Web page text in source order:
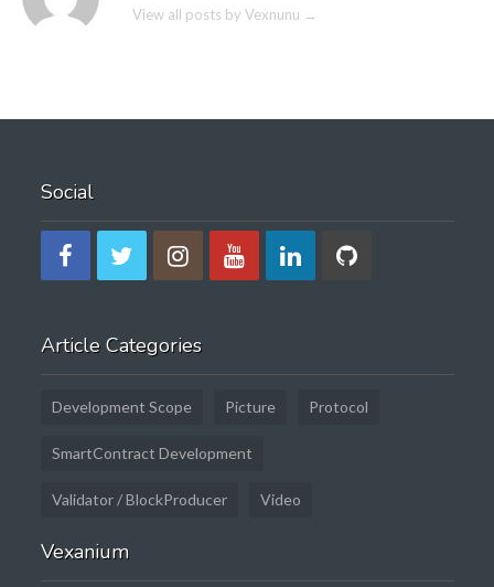
View all posts by Vexnunu →
Social
Article Categories
Development Scope Picture Protocol
SmartContract Development
Validator / BlockProducer Video
Vexanium